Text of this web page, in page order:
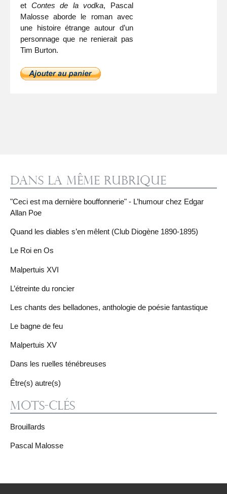
et Contes de la vodka, Pascal
Malosse aborde le roman avec
une histoire étrange autour d’un
personnage que ne renierait pas
Tim Burton.
Dans la même rubrique
"Ceci est ma dernière bouffonnerie" - L’humour chez Edgar
Allan Poe
Quand les diables s’en mêlent (Club Diogène 1890-1895)
Le Roi en Os
Malpertuis XVI
L’étreinte du roncier
Les chants des belladones, anthologie de poésie fantastique
Le bagne de feu
Malpertuis XV
Dans les ruelles ténébreuses
Être(s) autre(s)
Mots-clés
Brouillards
Pascal Malosse